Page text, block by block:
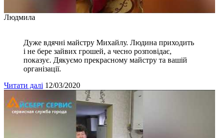
Людмила
Дуже вдячні майстру Михайлу. Людина приходить
і не бере зайвих грошей, а чесно розповідає,
показує. Дякуємо прекрасному майстру та вашій
організації.
Читати далі 12/03/2020